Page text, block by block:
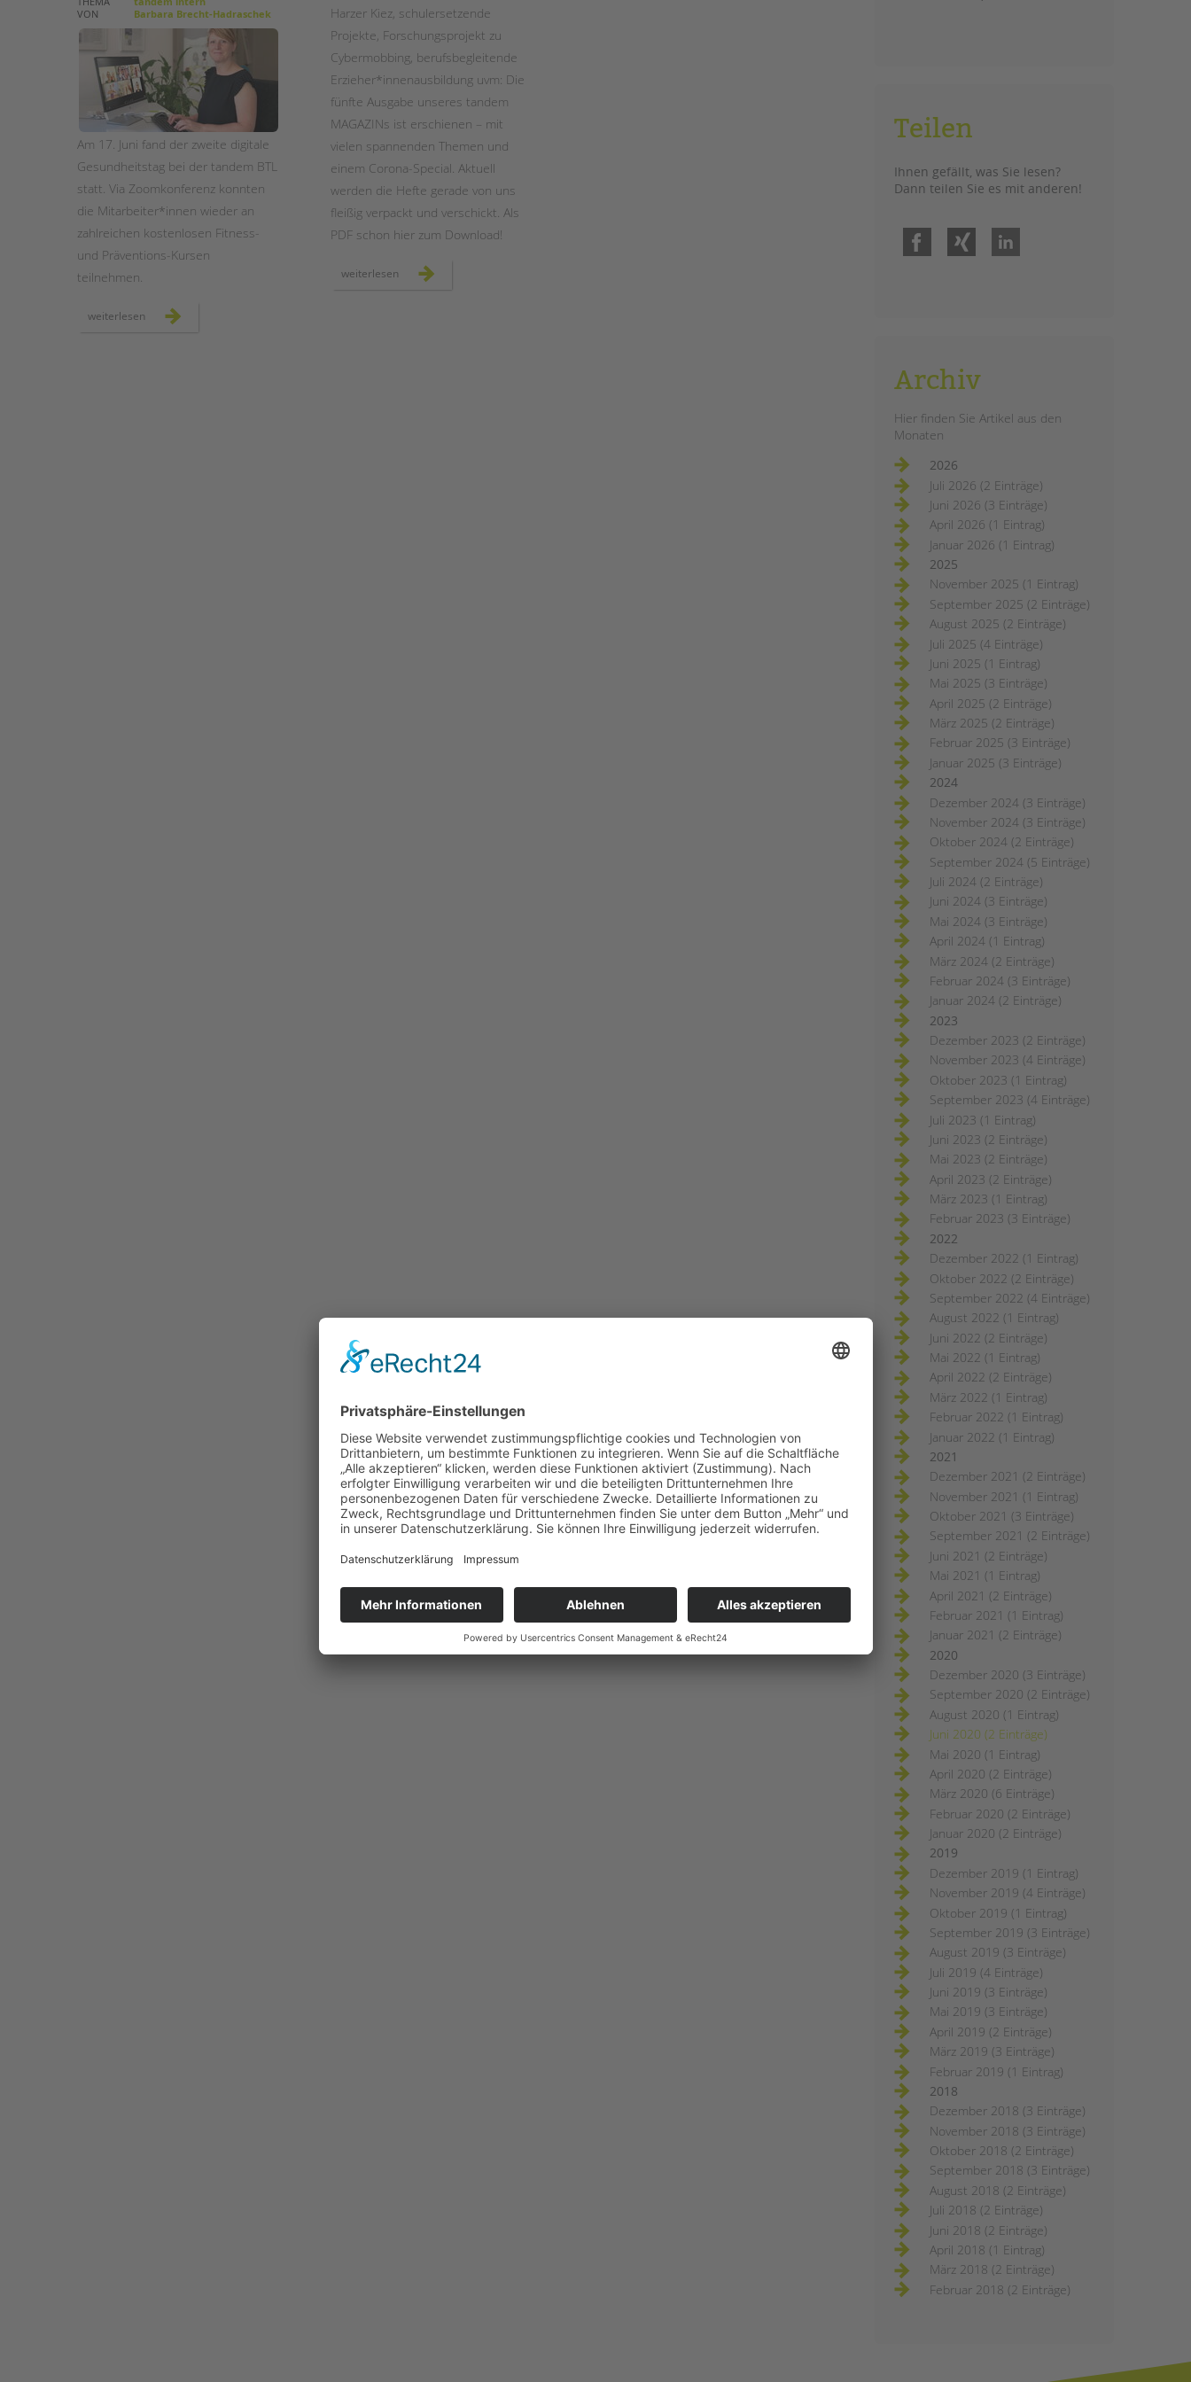
STADTTEILARBEIT
VON
Barbara Brecht-Hadraschek
Am 17. Juni fand der zweite digitale
Gesundheitstag bei der tandem BTL
statt. Via Zoomkonferenz konnten
die Mitarbeiter*innen wieder an
zahlreichen kostenlosen Fitness-
und Präventions-Kursen
teilnehmen.
weiterlesen zweiter
digitaler
Harzer Kiez, schulersetzende
Projekte, Forschungsprojekt zu
Cybermobbing, berufsbegleitende
Erzieher*innenausbildung uvm: Die
fünfte Ausgabe unseres tandem
MAGAZINs ist erschienen – mit
vielen spannenden Themen und
einem Corona-Special. Aktuell
werden die Hefte gerade von uns
fleißig verpackt und verschickt. Als
PDF schon hier zum Download!
weiterlesen ausgabe
Teilen
Ihnen gefällt, was Sie lesen?
Dann teilen Sie es mit anderen!
Facebook
Archiv
Hier finden Sie Artikel aus den
Monaten
2026
Juli 2026 (2 Einträge)
Juni 2026 (3 Einträge)
April 2026 (1 Eintrag)
Januar 2026 (1 Eintrag)
2025
November 2025 (1 Eintrag)
September 2025 (2 Einträge)
August 2025 (2 Einträge)
Juli 2025 (4 Einträge)
Juni 2025 (1 Eintrag)
Mai 2025 (3 Einträge)
April 2025 (2 Einträge)
März 2025 (2 Einträge)
Februar 2025 (3 Einträge)
Januar 2025 (3 Einträge)
2024
Dezember 2024 (3 Einträge)
November 2024 (3 Einträge)
Oktober 2024 (2 Einträge)
September 2024 (5 Einträge)
Juli 2024 (2 Einträge)
Juni 2024 (3 Einträge)
Mai 2024 (3 Einträge)
April 2024 (1 Eintrag)
März 2024 (2 Einträge)
Februar 2024 (3 Einträge)
Januar 2024 (2 Einträge)
2023
Dezember 2023 (2 Einträge)
November 2023 (4 Einträge)
Oktober 2023 (1 Eintrag)
September 2023 (4 Einträge)
Juli 2023 (1 Eintrag)
Juni 2023 (2 Einträge)
Mai 2023 (2 Einträge)
April 2023 (2 Einträge)
März 2023 (1 Eintrag)
Februar 2023 (3 Einträge)
2022
Dezember 2022 (1 Eintrag)
Oktober 2022 (2 Einträge)
September 2022 (4 Einträge)
August 2022 (1 Eintrag)
Juni 2022 (2 Einträge)
Mai 2022 (1 Eintrag)
April 2022 (2 Einträge)
März 2022 (1 Eintrag)
Februar 2022 (1 Eintrag)
Januar 2022 (1 Eintrag)
2021
Dezember 2021 (2 Einträge)
November 2021 (1 Eintrag)
Oktober 2021 (3 Einträge)
September 2021 (2 Einträge)
Juni 2021 (2 Einträge)
Mai 2021 (1 Eintrag)
April 2021 (2 Einträge)
Februar 2021 (1 Eintrag)
Januar 2021 (2 Einträge)
2020
Dezember 2020 (3 Einträge)
September 2020 (2 Einträge)
August 2020 (1 Eintrag)
Juni 2020 (2 Einträge)
Mai 2020 (1 Eintrag)
April 2020 (2 Einträge)
März 2020 (6 Einträge)
Februar 2020 (2 Einträge)
Januar 2020 (2 Einträge)
2019
Dezember 2019 (1 Eintrag)
November 2019 (4 Einträge)
Oktober 2019 (1 Eintrag)
September 2019 (3 Einträge)
August 2019 (3 Einträge)
Juli 2019 (4 Einträge)
Juni 2019 (3 Einträge)
Mai 2019 (3 Einträge)
April 2019 (2 Einträge)
März 2019 (3 Einträge)
Februar 2019 (1 Eintrag)
2018
Dezember 2018 (3 Einträge)
November 2018 (3 Einträge)
Oktober 2018 (2 Einträge)
September 2018 (3 Einträge)
August 2018 (2 Einträge)
Juli 2018 (2 Einträge)
Juni 2018 (2 Einträge)
April 2018 (1 Eintrag)
März 2018 (2 Einträge)
Februar 2018 (2 Einträge)